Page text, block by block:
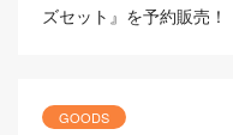
ズセット』を予約販売！
GOODS